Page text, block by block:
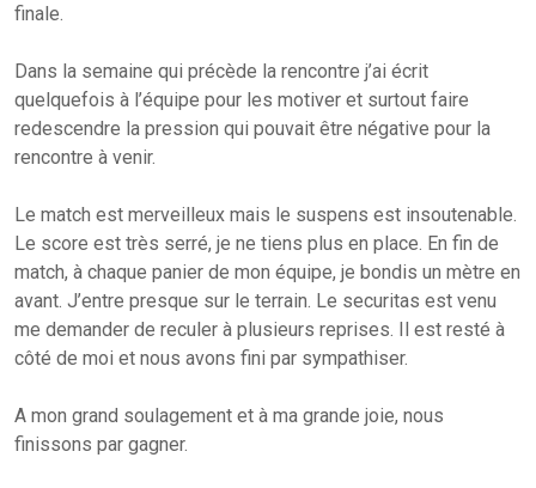
finale.
Dans la semaine qui précède la rencontre j’ai écrit
quelquefois à l’équipe pour les motiver et surtout faire
redescendre la pression qui pouvait être négative pour la
rencontre à venir.
Le match est merveilleux mais le suspens est insoutenable.
Le score est très serré, je ne tiens plus en place. En fin de
match, à chaque panier de mon équipe, je bondis un mètre en
avant. J’entre presque sur le terrain. Le securitas est venu
me demander de reculer à plusieurs reprises. Il est resté à
côté de moi et nous avons fini par sympathiser.
A mon grand soulagement et à ma grande joie, nous
finissons par gagner.